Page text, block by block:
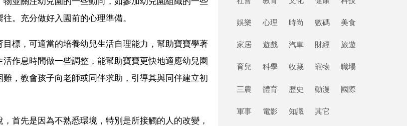
。充分做好入園前的心理準備。
標，可適當的培養幼兒生活自理能力，幫助寶寶學著
作息時間做一些調整，能幫助寶寶更快地適應幼兒園
，教會孩子向老師或同伴求助，引導其與同伴建立初
首先是因為不熟悉環境，特別是所接觸的人的改變，
娛樂 心理 時尚 數碼 美食
家居 遊戲 汽車 財經 旅遊
育兒 科學 收藏 寵物 職場
三農 體育 歷史 動漫 國際
軍事 電影 知識 其它